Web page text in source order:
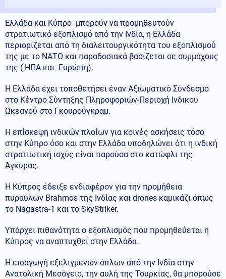
Ελλάδα και Κύπρο μπορούν να προμηθευτούν
στρατιωτικό εξοπλισμό από την Ινδία, η Ελλάδα
περιορίζεται από τη διαλειτουργικότητα του εξοπλισμού
της με το ΝΑΤΟ και παραδοσιακά βασίζεται σε συμμάχους
της ( ΗΠΑ και Ευρώπη).
Η Ελλάδα έχει τοποθετήσει έναν Αξιωματικό Σύνδεσμο
στο Κέντρο Σύντηξης Πληροφοριών-Περιοχή Ινδικού
Ωκεανού στο Γκουρούγκραμ.
Η επίσκεψη ινδικών πλοίων για κοινές ασκήσεις τόσο
στην Κύπρο όσο και στην Ελλάδα υποδηλώνει ότι η ινδική
στρατιωτική ισχύς είναι παρούσα στο κατώφλι της
Άγκυρας.
Η Κύπρος έδειξε ενδιαφέρον για την προμήθεια
πυραύλων Brahmos της Ινδίας και drones καμικάζι όπως
το Nagastra-1 και το SkyStriker.
Υπάρχει πιθανότητα ο εξοπλισμός που προμηθεύεται η
Κύπρος να αναπτυχθεί στην Ελλάδα.
Η εισαγωγή εξελιγμένων όπλων από την Ινδία στην
Ανατολική Μεσόγειο, την αυλή της Τουρκίας, θα μπορούσε